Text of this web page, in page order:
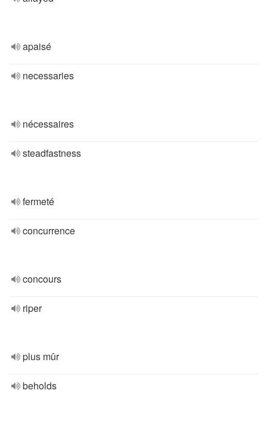
apaisé
necessaries
nécessaires
steadfastness
fermeté
concurrence
concours
riper
plus mûr
beholds